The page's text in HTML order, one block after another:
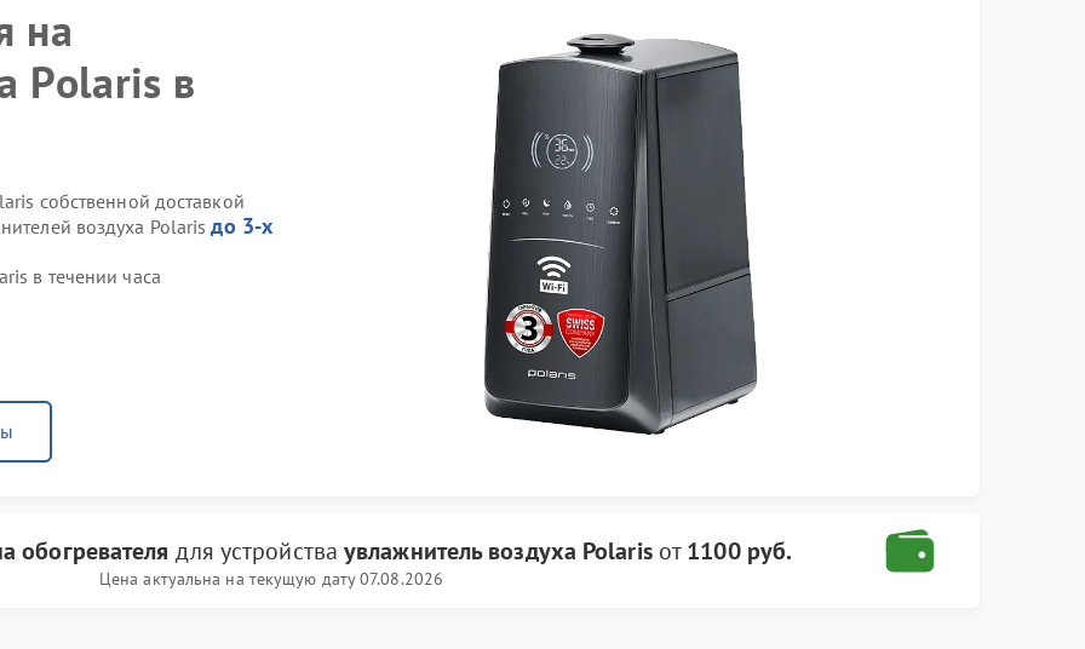
на
Polaris в
собственной доставкой
воздуха Polarisдо 3-х
в течении часа
обогревателя для устройстваувлажнитель воздуха Polarisот1100 руб.
Цена актуальна на текущую дату 07.08.2026